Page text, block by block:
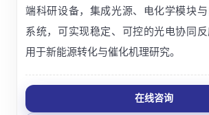
端科研设备，集成光源、电化学模块
系统，可实现稳定、可控的光电协同
用于新能源转化与催化机理研究。
在线咨询